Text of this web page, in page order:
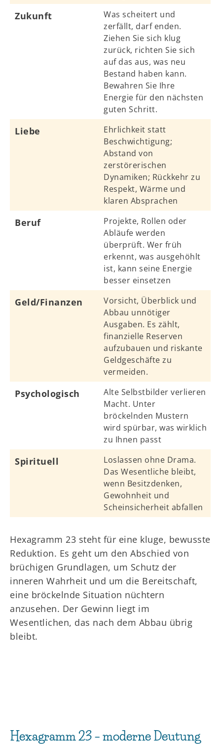
Zukunft
Was scheitert und
zerfällt, darf enden.
Ziehen Sie sich klug
zurück, richten Sie sich
auf das aus, was neu
Bestand haben kann.
Bewahren Sie Ihre
Energie für den nächsten
guten Schritt.
Liebe
Ehrlichkeit statt
Beschwichtigung;
Abstand von
zerstörerischen
Dynamiken; Rückkehr zu
Respekt, Wärme und
klaren Absprachen
Beruf
Projekte, Rollen oder
Abläufe werden
überprüft. Wer früh
erkennt, was ausgehöhlt
ist, kann seine Energie
besser einsetzen
Geld/Finanzen
Vorsicht, Überblick und
Abbau unnötiger
Ausgaben. Es zählt,
finanzielle Reserven
aufzubauen und riskante
Geldgeschäfte zu
vermeiden.
Psychologisch
Alte Selbstbilder verlieren
Macht. Unter
bröckelnden Mustern
wird spürbar, was wirklich
zu Ihnen passt
Spirituell
Loslassen ohne Drama.
Das Wesentliche bleibt,
wenn Besitzdenken,
Gewohnheit und
Scheinsicherheit abfallen
Hexagramm 23 steht für eine kluge, bewusste
Reduktion. Es geht um den Abschied von
brüchigen Grundlagen, um Schutz der
inneren Wahrheit und um die Bereitschaft,
eine bröckelnde Situation nüchtern
anzusehen. Der Gewinn liegt im
Wesentlichen, das nach dem Abbau übrig
bleibt.
Hexagramm 23 – moderne Deutung